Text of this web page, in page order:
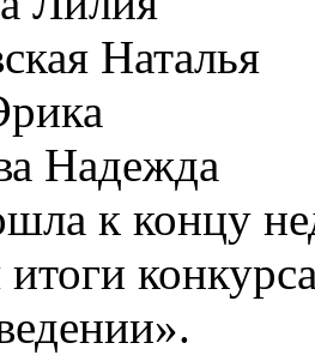
Наталья
Надежда
к концу